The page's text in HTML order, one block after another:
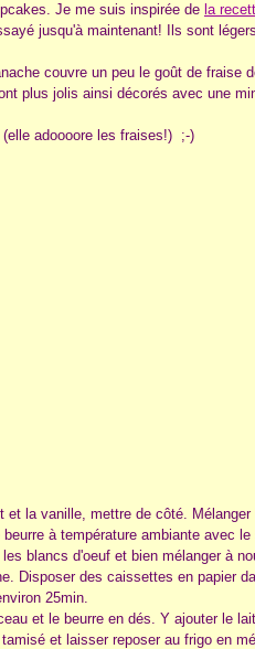
Je me suis inspirée de la
jusqu'à maintenant! Ils sont
couvre un peu le goût de fraise
plus jolis ainsi décorés avec une
(elle adoooore les fraises!) ;-)
la vanille, mettre de côté.
à température ambiante avec
blancs d'oeuf et bien mélanger à
Disposer des caissettes en papier
25min.
et le beurre en dés. Y ajouter le
et laisser reposer au frigo en